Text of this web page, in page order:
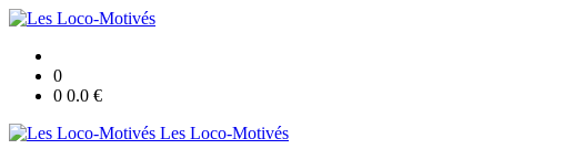
0
0 0.0 €
Les Loco-Motivés